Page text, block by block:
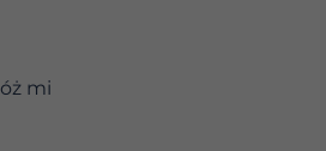
mi